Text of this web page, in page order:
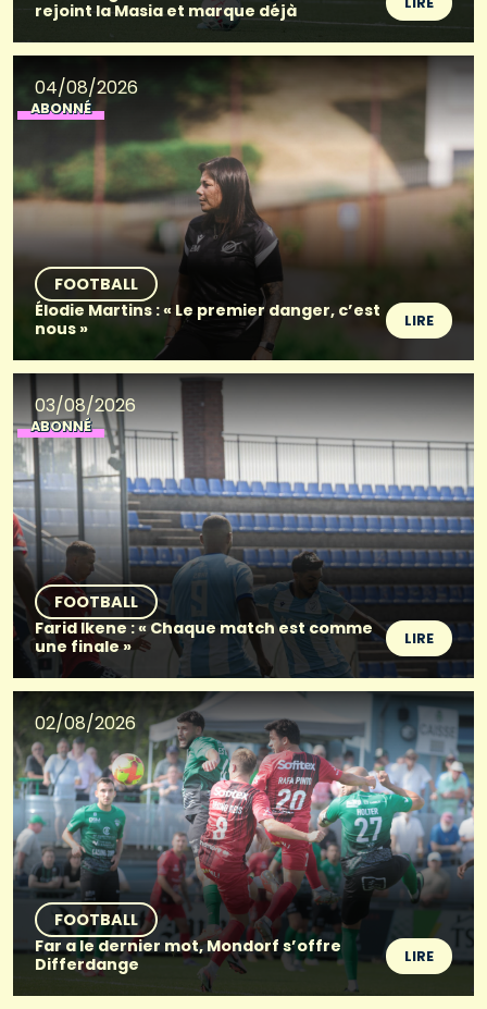
rejoint la Masia et marque déjà
04/08/2026
ABONNÉ
FOOTBALL
Élodie Martins : « Le premier danger, c’est
nous »
LIRE
03/08/2026
ABONNÉ
FOOTBALL
Farid Ikene : « Chaque match est comme
une finale »
LIRE
02/08/2026
FOOTBALL
Far a le dernier mot, Mondorf s’offre
Differdange
LIRE